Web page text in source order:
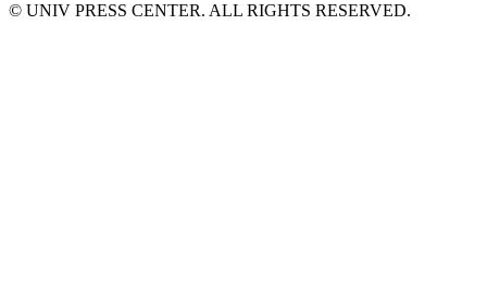
© UNIV PRESS CENTER. ALL RIGHTS RESERVED.